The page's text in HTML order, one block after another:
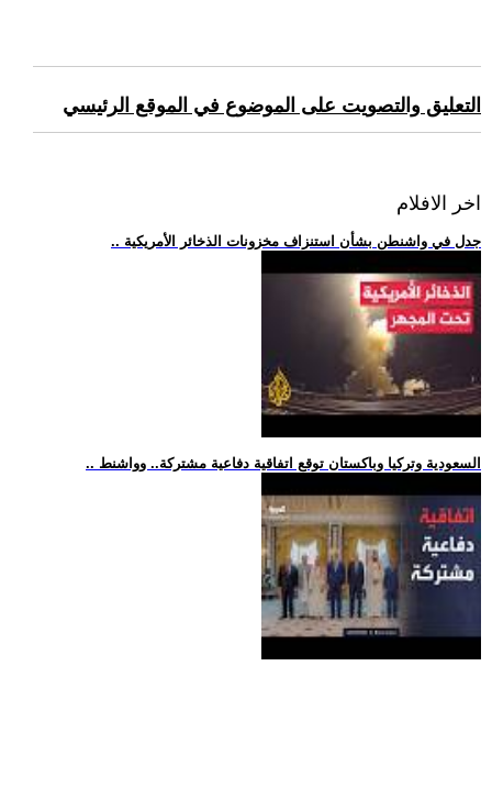
التعليق والتصويت على الموضوع في الموقع الرئيسي
اخر الافلام
.. جدل في واشنطن بشأن استنزاف مخزونات الذخائر الأمريكية
.. السعودية وتركيا وباكستان توقع اتفاقية دفاعية مشتركة.. وواشنط